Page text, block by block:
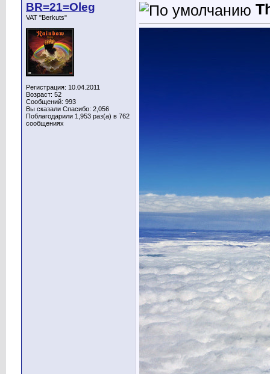
BR=21=Oleg
VAT "Berkuts"
Регистрация: 10.04.2011
Возраст: 52
Сообщений: 993
Вы сказали Спасибо: 2,056
Поблагодарили 1,953 раз(а) в 762
сообщениях